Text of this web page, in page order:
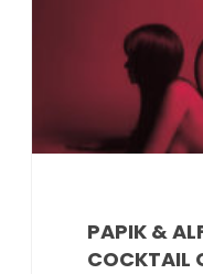
PAPIK &
COCKTAIL